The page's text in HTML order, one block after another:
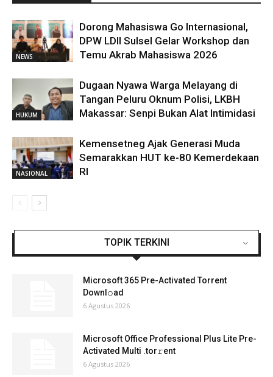
NEWS
Dorong Mahasiswa Go Internasional,
DPW LDII Sulsel Gelar Workshop dan
Temu Akrab Mahasiswa 2026
HUKUM
Dugaan Nyawa Warga Melayang di
Tangan Peluru Oknum Polisi, LKBH
Makassar: Senpi Bukan Alat Intimidasi
NASIONAL
Kemensetneg Ajak Generasi Muda
Semarakkan HUT ke-80 Kemerdekaan
RI
TOPIK TERKINI
Microsoft 365 Pre-Activated Torrent
Downl𝚘аd
6 Agustus 2026
Microsoft Office Professional Plus Lite Pre-
Activated Multi .tоr𝚛еnt
6 Agustus 2026